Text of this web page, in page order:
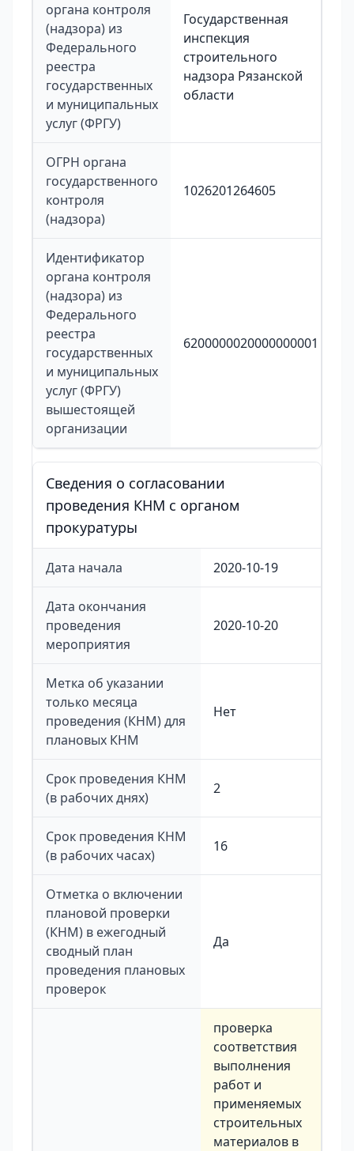
органа контроля
(надзора) из
Федерального
реестра
государственных
и муниципальных
услуг (ФРГУ)
Государственная
инспекция
строительного
надзора Рязанской
области
ОГРН органа
государственного
контроля
(надзора)
1026201264605
Идентификатор
органа контроля
(надзора) из
Федерального
реестра
государственных
и муниципальных
услуг (ФРГУ)
вышестоящей
организации
6200000020000000001
Сведения о согласовании
проведения КНМ с органом
прокуратуры
Дата начала 2020-10-19
Дата окончания
проведения
мероприятия
2020-10-20
Метка об указании
только месяца
проведения (КНМ) для
плановых КНМ
Нет
Срок проведения КНМ
(в рабочих днях)
2
Срок проведения КНМ
(в рабочих часах)
16
Отметка о включении
плановой проверки
(КНМ) в ежегодный
сводный план
проведения плановых
проверок
Да
проверка
соответствия
выполнения
работ и
применяемых
строительных
материалов в